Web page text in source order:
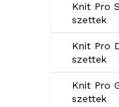
Knit Pro
szettek
Knit Pro
szettek
Knit Pro
szettek